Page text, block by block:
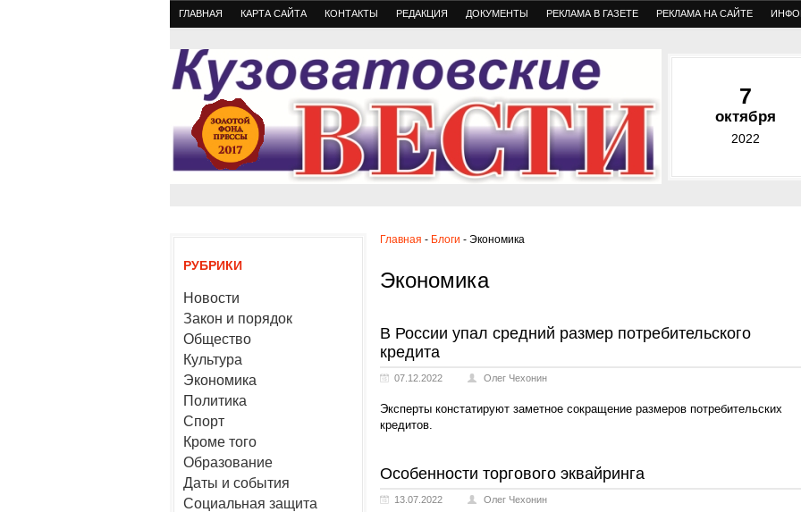
ГЛАВНАЯ КАРТА САЙТА КОНТАКТЫ РЕДАКЦИЯ ДОКУМЕНТЫ РЕКЛАМА В ГАЗЕТЕ РЕКЛАМА НА САЙТЕ
7
октября
2022
РУБРИКИ
Новости
Закон и порядок
Общество
Культура
Экономика
Политика
Спорт
Кроме того
Образование
Даты и события
Социальная защита
Главная - Блоги - Экономика
Экономика
В России упал средний размер потребительского
кредита
07.12.2022 Олег Чехонин
Эксперты констатируют заметное сокращение размеров потребительских
кредитов.
Особенности торгового эквайринга
13.07.2022 Олег Чехонин